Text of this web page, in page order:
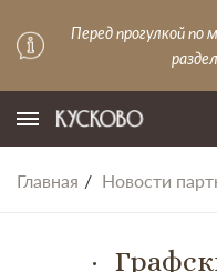
Перед прогулкой по
Главная Новости